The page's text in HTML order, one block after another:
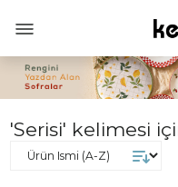
'Serisi' kelimesi